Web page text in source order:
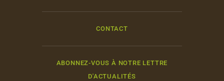
CONTACT
ABONNEZ-VOUS À NOTRE LETTRE
D'ACTUALITÉS